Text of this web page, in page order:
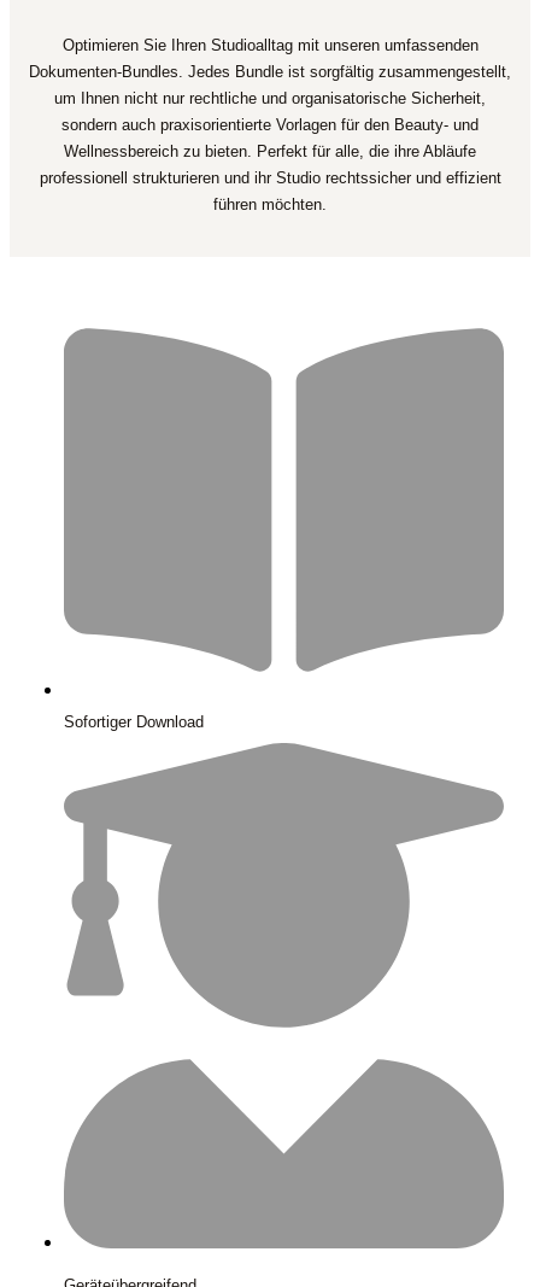
Optimieren Sie Ihren Studioalltag mit unseren umfassenden
Dokumenten-Bundles. Jedes Bundle ist sorgfältig zusammengestellt,
um Ihnen nicht nur rechtliche und organisatorische Sicherheit,
sondern auch praxisorientierte Vorlagen für den Beauty- und
Wellnessbereich zu bieten. Perfekt für alle, die ihre Abläufe
professionell strukturieren und ihr Studio rechtssicher und effizient
führen möchten.
Sofortiger Download